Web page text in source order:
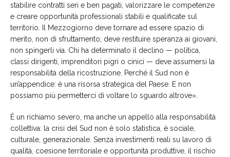
stabilire contratti seri e ben pagati, valorizzare le competenze
e creare opportunità professionali stabili e qualificate sul
territorio. Il Mezzogiorno deve tornare ad essere spazio di
merito, non di sfruttamento; deve restituire speranza ai giovani,
non spingerli via. Chi ha determinato il declino — politica,
classi dirigenti, imprenditori pigri o cinici — deve assumersi la
responsabilità della ricostruzione. Perché il Sud non è
un’appendice: è una risorsa strategica del Paese. E non
possiamo più permetterci di voltare lo sguardo altrove».
È un richiamo severo, ma anche un appello alla responsabilità
collettiva: la crisi del Sud non è solo statistica, è sociale,
culturale, generazionale. Senza investimenti reali su lavoro di
qualità, coesione territoriale e opportunità produttive, il rischio